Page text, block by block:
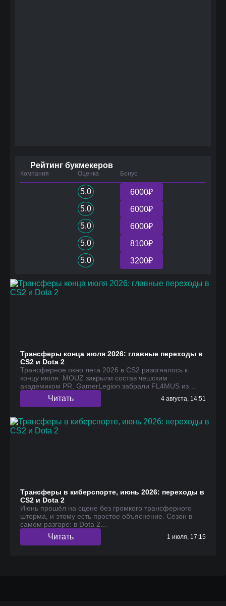
Трансферы конца июля 2026: главные переходы в
CS2 и Dota 2
Трансферное окно лета 2026 в CS2 разогналось к
концу июля: MOUZ закрыли состав чешским
академиком PR, GamerLegion забрали FL4MUS из…
Читать 4 августа, 14:51
Трансферы в киберспорте, июнь 2026: переходы в
CS2 и Dota 2
Июнь прошёл на сцене без громкого трансферного
шторма, и этому есть простое объяснение. Сезон в
самом разгаре: в Dota 2…
Читать 1 июля, 17:15
Рейтинг букмекеров
Компания Оценка Бонус
5.0
6000₽
5.0
6000₽
5.0
6000₽
5.0
8100₽
5.0
3200₽